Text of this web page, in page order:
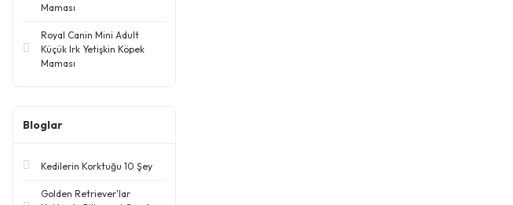
Maması
Royal Canin Mini Adult
Küçük Irk Yetişkin Köpek
Maması
Bloglar
Kedilerin Korktuğu 10 Şey
Golden Retriever'lar